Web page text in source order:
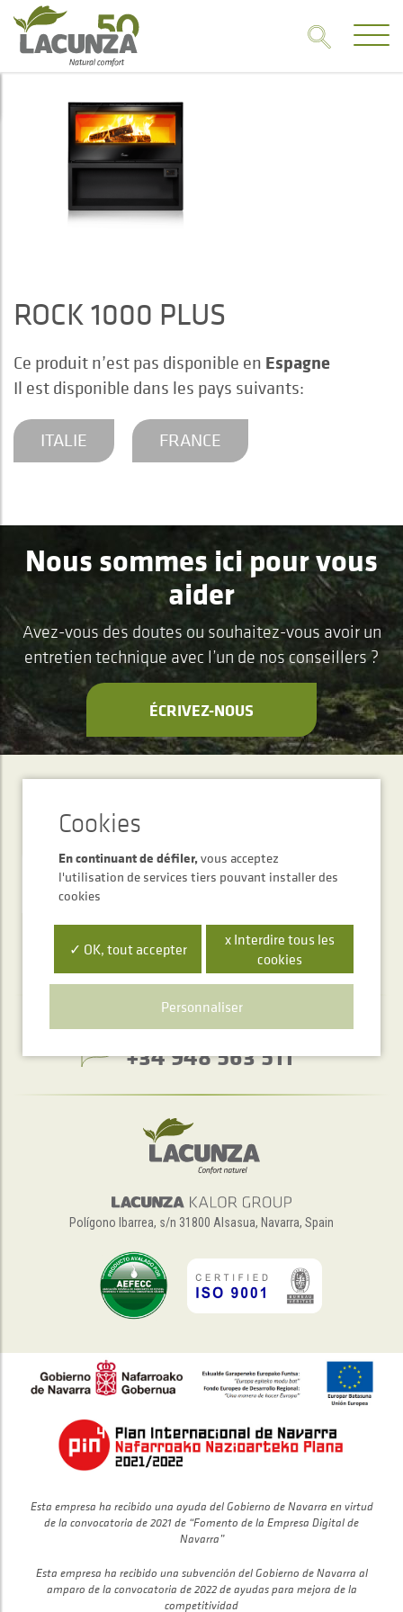
ROCK 1000 PLUS
Ce produit n’est pas disponible en Espagne
Il est disponible dans les pays suivants:
ITALIE FRANCE
Nous sommes ici pour vous
aider
Avez-vous des doutes ou souhaitez-vous avoir un
entretien technique avec l’un de nos conseillers ?
ÉCRIVEZ-NOUS
Newsletter
ENVOYER
Service d'accueil téléphonique
+34 948 563 511
Polígono Ibarrea, s/n 31800 Alsasua, Navarra, Spain
Esta empresa ha recibido una ayuda del Gobierno de Navarra en virtud
de la convocatoria de 2021 de “Fomento de la Empresa Digital de
Navarra”
Esta empresa ha recibido una subvención del Gobierno de Navarra al
amparo de la convocatoria de 2022 de ayudas para mejora de la
competitividad
En continuant de défiler,vous acceptez
l'utilisation de services tiers pouvant installer des
cookies
✓ OK, tout accepter
x Interdire tous les
cookies
Personnaliser